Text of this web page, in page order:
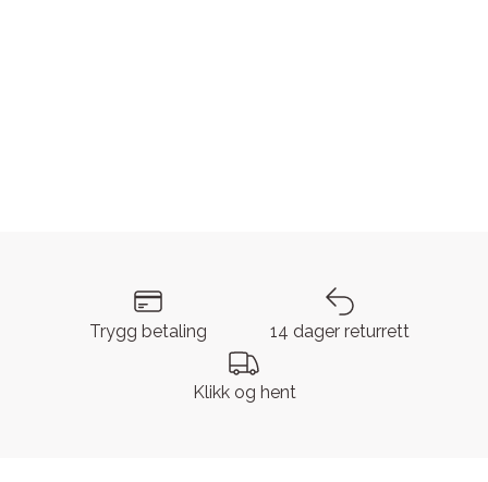
Trygg betaling 14 dager returrett
Klikk og hent